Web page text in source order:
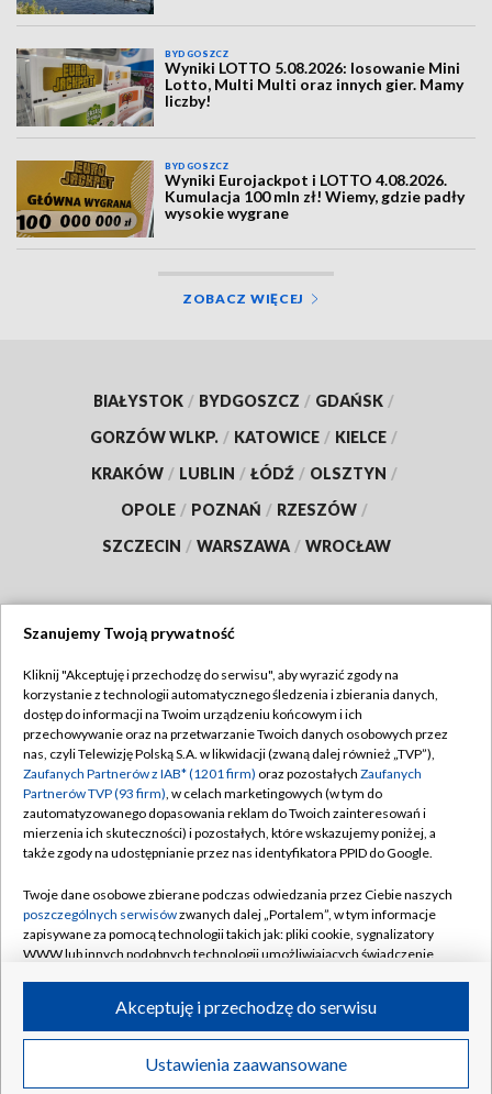
BYDGOSZCZ
Wyniki LOTTO 5.08.2026: losowanie Mini
Lotto, Multi Multi oraz innych gier. Mamy
liczby!
BYDGOSZCZ
Wyniki Eurojackpot i LOTTO 4.08.2026.
Kumulacja 100 mln zł! Wiemy, gdzie padły
wysokie wygrane
ZOBACZ WIĘCEJ
BIAŁYSTOK / BYDGOSZCZ / GDAŃSK /
GORZÓW WLKP. / KATOWICE / KIELCE /
KRAKÓW / LUBLIN / ŁÓDŹ / OLSZTYN /
OPOLE / POZNAŃ / RZESZÓW /
SZCZECIN / WARSZAWA / WROCŁAW
TVP
Abonament TVP
Emisja w TVP
Centrum informacji TVP
Naziemna Telewizja Cyfrowa
Rada Programowa
System NOS
Informacje o nadawcy
Program dla prasy
Ogłoszenie przetargowe
Regulamin TVP
Polityka prywatności
Moje zgody
Pomoc
Kontakt
Kanały
©2026 Telewizja Polska S.A. w likwidacji
Szanujemy Twoją prywatność
Kliknij "Akceptuję i przechodzę do serwisu", aby wyrazić zgody na
korzystanie z technologii automatycznego śledzenia i zbierania danych,
dostęp do informacji na Twoim urządzeniu końcowym i ich
przechowywanie oraz na przetwarzanie Twoich danych osobowych przez
nas, czyli Telewizję Polską S.A. w likwidacji (zwaną dalej również „TVP”),
Zaufanych Partnerów z IAB* (1201 firm) oraz pozostałych Zaufanych
Partnerów TVP (93 firm), w celach marketingowych (w tym do
zautomatyzowanego dopasowania reklam do Twoich zainteresowań i
mierzenia ich skuteczności) i pozostałych, które wskazujemy poniżej, a
także zgody na udostępnianie przez nas identyfikatora PPID do Google.
Twoje dane osobowe zbierane podczas odwiedzania przez Ciebie naszych
poszczególnych serwisówzwanych dalej „Portalem”, w tym informacje
zapisywane za pomocą technologii takich jak: pliki cookie, sygnalizatory
WWW lub innych podobnych technologii umożliwiających świadczenie
ruchu w Internecie.
Twoje dane osobowe zbierane podczas odwiedzania przez Ciebie
poszczególnych serwisówna Portalu, takie jak adresy IP, identyfikatory
Ustawienia zaawansowane
Akceptuję i przechodzę do serwisu